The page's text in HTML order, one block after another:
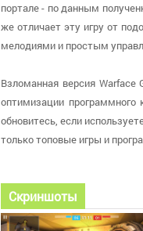
портале - по данным
же отличает эту игру от
мелодиями и простым
Взломанная версия
оптимизации программного
обновитесь, если
только топовые игры и
Скриншоты